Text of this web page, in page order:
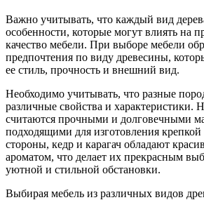
Важно учитывать, что каждый вид
особенности, которые могут влиять на
качество мебели. При выборе мебели
предпочтения по виду древесины,
ее стиль, прочность и внешний вид.
Необходимо учитывать, что разные
различные свойства и характеристики.
считаются прочными и долговечными
подходящими для изготовления
стороны, кедр и карагач обладают
ароматом, что делает их прекрасным
уютной и стильной обстановки.
Выбирая мебель из различных видов